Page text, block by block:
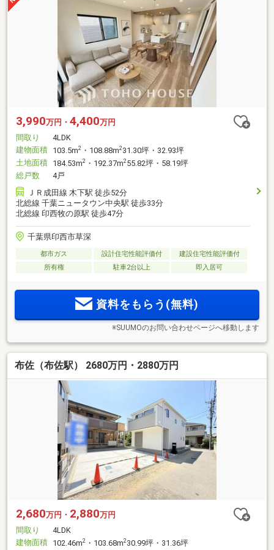
3,990万円・ 4,400万円
間取り
4LDK
建物面積 103.5m2 ・108.88m231.30坪・32.93坪
土地面積 184.53m2 ・192.37m255.82坪・58.19坪
総戸数
4戸
ＪＲ成田線 木下駅 徒歩52分
北総線 千葉ニュータウン中央駅 徒歩33分
北総線 印西牧の原駅 徒歩47分
千葉県印西市草深
都市ガス 設計住宅性能評価付
建設住宅性能評価付
所有権
駐車2台以上 即入居可
資料をもらう(無料)
※SUUMOのお問い合わせページへ移動します
布佐（布佐駅） 2680万円・2880万円
2,680万円・ 2,880万円
間取り
4LDK
建物面積 102.46m2 ・103.68m2 30.99坪・31.36坪